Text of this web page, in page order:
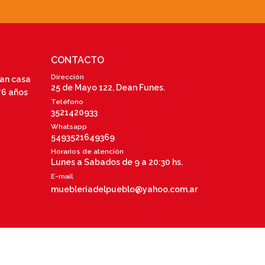
casa
años
CONTACTO
Dirección
25 de Mayo 122, Dean Funes.
Teléfono
3521420933
Whatsapp
5493521649369
Horarios de atención
Lunes a Sabados de 9 a 20:30 hs.
E-mail
muebleriadelpueblo@yahoo.com.ar